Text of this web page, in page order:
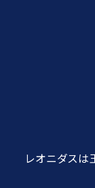
レオニダスは